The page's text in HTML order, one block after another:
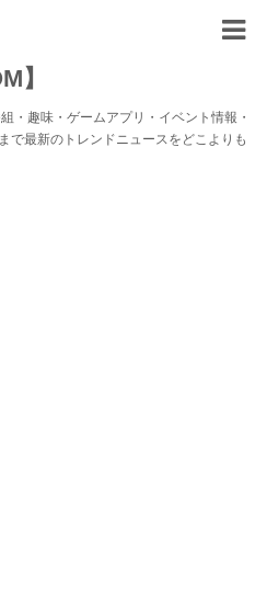
】
・趣味・ゲームアプリ・イベント情報・
で最新のトレンドニュースをどこよりも